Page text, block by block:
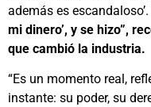
además es
mi dinero’, y se hizo”,
que cambió la industria.
“Es un momento real,
instante: su poder, su